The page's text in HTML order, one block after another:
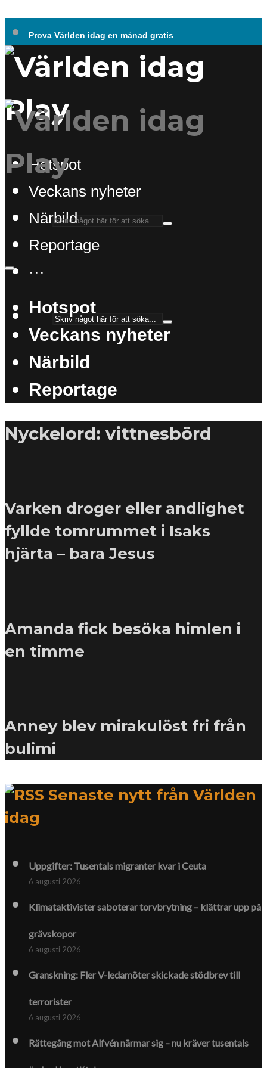
Prova Världen idag en månad gratis
Hotspot
Veckans nyheter
Närbild
Reportage
···
Hotspot
Veckans nyheter
Närbild
Reportage
Nyckelord: vittnesbörd
Varken droger eller andlighet
fyllde tomrummet i Isaks
hjärta – bara Jesus
Amanda fick besöka himlen i
en timme
Anney blev mirakulöst fri från
bulimi
Senaste nytt från Världen
idag
Uppgifter: Tusentals migranter kvar i Ceuta
6 augusti 2026
Klimat­aktivister saboterar torv­brytning – klättrar upp på
gräv­skopor
6 augusti 2026
Granskning: Fler V-ledamöter skickade stödbrev till
terrorister
6 augusti 2026
Rättegång mot Alfvén närmar sig – nu kräver tusentals